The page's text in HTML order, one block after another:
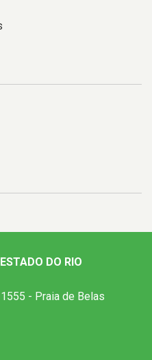
DO RIO
- Praia de Belas